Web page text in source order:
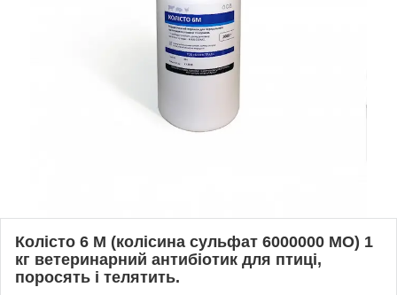
Колісто 6 М (колісина сульфат 6000000 МО) 1
кг ветеринарний антибіотик для птиці,
поросять і телятить.